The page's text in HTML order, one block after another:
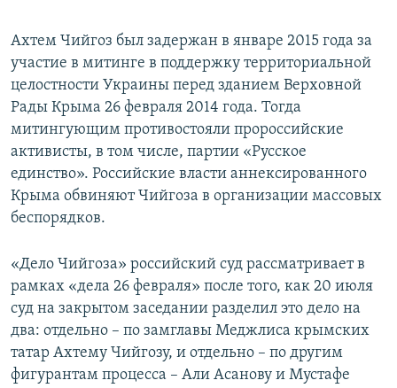
Ахтем Чийгоз был задержан в январе 2015 года за
участие в митинге в поддержку территориальной
целостности Украины перед зданием Верховной
Рады Крыма 26 февраля 2014 года. Тогда
митингующим противостояли пророссийские
активисты, в том числе, партии «Русское
единство». Российские власти аннексированного
Крыма обвиняют Чийгоза в организации массовых
беспорядков.
«Дело Чийгоза» российский суд рассматривает в
рамках «дела 26 февраля» после того, как 20 июля
суд на закрытом заседании разделил это дело на
два: отдельно – по замглавы Меджлиса крымских
татар Ахтему Чийгозу, и отдельно – по другим
фигурантам процесса – Али Асанову и Мустафе